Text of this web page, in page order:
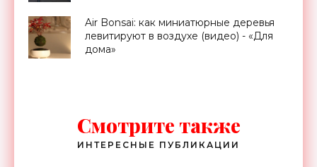
Air Bonsai: как миниатюрные деревья
левитируют в воздухе (видео) - «Для
дома»
Смотрите также
ИНТЕРЕСНЫЕ ПУБЛИКАЦИИ